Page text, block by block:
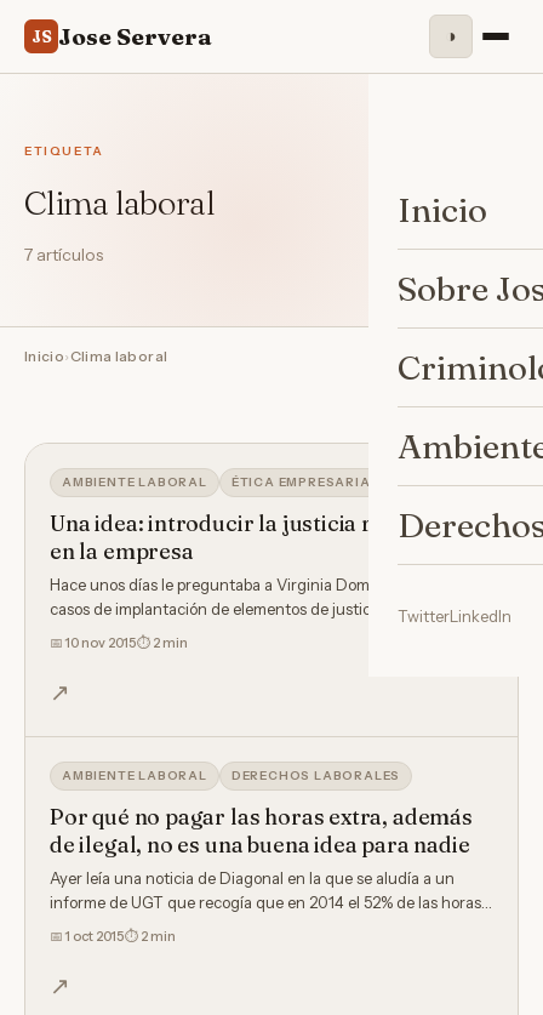
JS Jose Servera ◑
Inicio
Sobre
TwitterLinkedIn
ETIQUETA
Clima laboral
7 artículos
Inicio›Clima laboral
AMBIENTE LABORAL ÉTICA EMPRESARIAL
Una idea: introducir la justicia restaurativa
en la empresa
Hace unos días le preguntaba a Virginia Domingo si conocía
casos de implantación de elementos de justicia restaurativa…
📅 10 nov 2015⏱ 2 min
↗
AMBIENTE LABORAL DERECHOS LABORALES
Por qué no pagar las horas extra, además
de ilegal, no es una buena idea para nadie
Ayer leía una noticia de Diagonal en la que se aludía a un
informe de UGT que recogía que en 2014 el 52% de las horas…
📅 1 oct 2015⏱ 2 min
↗